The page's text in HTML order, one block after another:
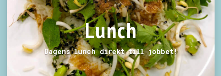
Lunch
Dagens lunch direkt till jobbet!